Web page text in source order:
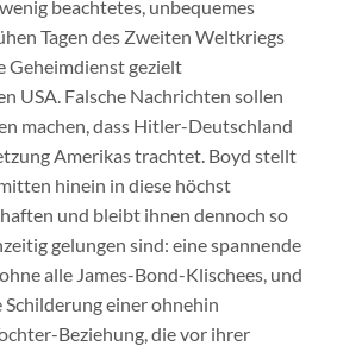
beachtetes, unbequemes
Tagen des Zweiten Weltkriegs
Geheimdienst gezielt
USA. Falsche Nachrichten sollen
machen, dass Hitler-Deutschland
Amerikas trachtet. Boyd stellt
hinein in diese höchst
und bleibt ihnen dennoch so
gelungen sind: eine spannende
alle James-Bond-Klischees, und
Schilderung einer ohnehin
Beziehung, die vor ihrer